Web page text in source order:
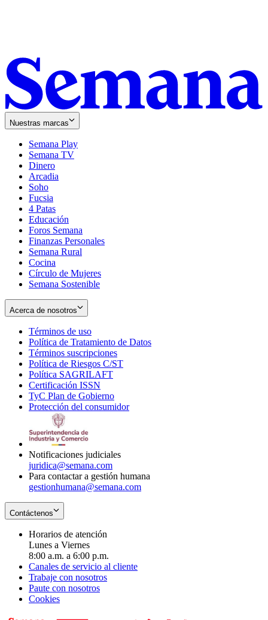
Nuestras marcas
Semana Play
Semana TV
Dinero
Arcadia
Soho
in
new
window
Fucsia
in
new
window
4 Patas
Educación
Foros Semana
Finanzas Personales
Semana Rural
Cocina
Círculo de Mujeres
Semana Sostenible
Acerca de nosotros
Términos de uso
in
new
window
Política de Tratamiento de Datos
Términos suscripciones
in
Política de Riesgos C/ST
Política SAGRILAFT
new
window
Certificación ISSN
in
new
TyC Plan de Gobierno
in
Protección del consumidorOpens
Notificaciones judiciales
juridica@semana.com
Para contactar a gestión humana
gestionhumana@semana.com
Contáctenos
Horarios de atención
Lunes a Viernes
8:00 a.m. a 6:00 p.m.
Canales de servicio al cliente
Trabaje con nosotros
Paute con nosotros
Cookies